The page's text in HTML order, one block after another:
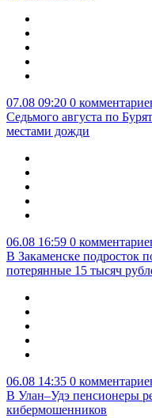
07.08 09:20 0
Седьмого августа по
местами дожди
06.08 16:59 0
В Закаменске подросток
потерянные 15 тысяч
06.08 14:35 0
В Улан–Удэ пенсионеры
кибермошенников